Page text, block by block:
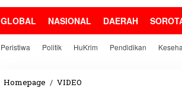
GLOBAL NASIONAL DAERAH
Peristiwa Politik HuKrim Pendidikan
Homepage / VIDEO